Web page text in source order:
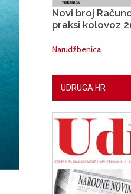
Novi broj
praksi kolovoz
Narudžbenica
UDRUGA.HR